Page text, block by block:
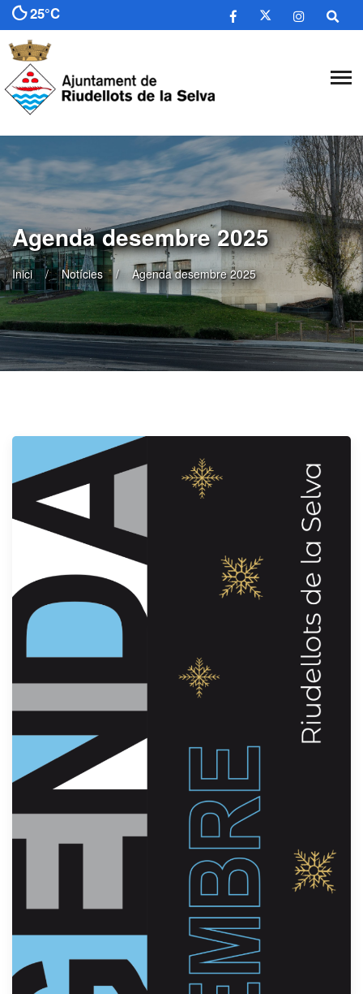
25°C
Agenda desembre 2025
Inici Notícies Agenda desembre 2025